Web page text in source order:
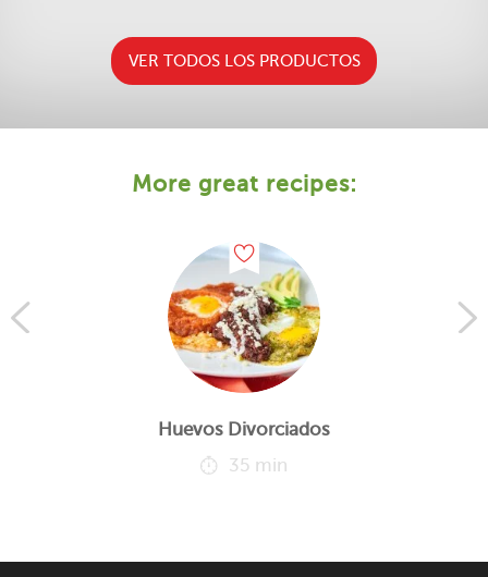
VER TODOS LOS PRODUCTOS
More great recipes:
Huevos Divorciados
35 min